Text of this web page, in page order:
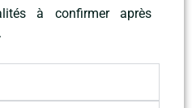
à confirmer après